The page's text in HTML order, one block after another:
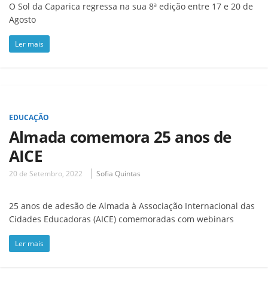
O Sol da Caparica regressa na sua 8ª edição entre 17 e 20 de
Agosto
Ler mais
EDUCAÇÃO
Almada comemora 25 anos de
AICE
20 de Setembro, 2022 Sofia Quintas
25 anos de adesão de Almada à Associação Internacional das
Cidades Educadoras (AICE) comemoradas com webinars
Ler mais